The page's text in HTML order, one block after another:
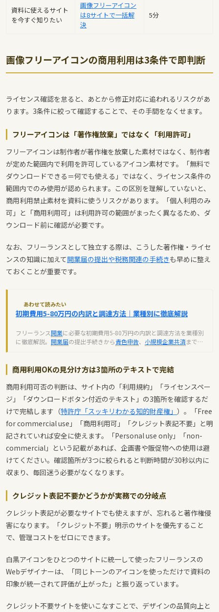
資料に使えるサイト
を今すぐ知りたい
画像フリーアイコン
は8サイトで一括解
決
5分
画像フリーアイコンの商用利用は3条件で即判断
ライセンス確認を怠ると、あとから修正対応に追われるリスクがあ
ります。3条件に絞って確認することで、その手間をなくせます。
フリーアイコンは「著作権放棄」ではなく「利用許可」
フリーアイコンは制作者が著作権を放棄した素材ではなく、制作者
が定めた範囲内で利用を許可しているアイコン素材です。「無料で
ダウンロードできる＝何でも使える」ではなく、ライセンス条件の
範囲内でのみ使用が認められます。この区別を理解していないと、
商用利用禁止素材を資料に使うリスクがあります。「個人利用のみ
可」と「商用利用可」は利用許可の範囲がまったく異なるため、ダ
ウンロード前に確認が必要です。
なお、フリーランスとして独立する際は、こうした著作権・ライセ
ンスの知識に加えて開業届の提出や税務関連の手続きも早めに整え
ておくことが重要です。
あわせて読みたい
初期費用5-80万円の内訳と調達方法｜業種別に徹底解説
フリーランス開業に必要な初期費用5-80万円の内訳と調達方法を業種別
に徹底解説。 開業届の提出手続きから青色申告、 小規模企業共済まで、
商用利用OKの見分け方は3箇所のテキストで完結
商用利用可否の判断は、サイト内の「利用規約」「ライセンスペー
ジ」「ダウンロードボタン付近のテキスト」の3箇所を確認するだ
けで完結します（特許庁「スッキリわかる知的財産権」 ）。「Free
for commercial use」「商用利用可」「クレジット表記不要」と明
記されていれば安全に使えます。「Personal use only」「non-
commercial」という記載があれば、企画書や販促物への使用は避
けてください。確認箇所が3つに絞られると判断時間が30秒以内に
収まり、毎回迷う必要がなくなります。
クレジット表記不要かどうかが実務での分岐点
クレジット表記が必要なサイトでも使えますが、忘れると著作権侵
害になります。「クレジット不要」明示のサイトを優先すること
で、管理コストをゼロにできます。
白黒アイコンをひとつのサイトに統一して使ったフリーランスの
Webデザイナーは、「同じトーンのアイコンを使っただけで資料の
印象が統一されて評価が上がった」と振り返っています。
クレジット不要サイトを使いこなすことで、デザインの品質向上と